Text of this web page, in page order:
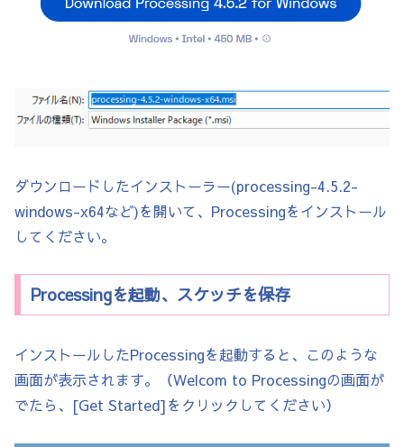
ダウンロードしたインストーラー(processing-4.5.2-
windows-x64など)を開いて、Processingをインストール
してください。
Processingを起動、スケッチを保存
インストールしたProcessingを起動すると、このような
画面が表示されます。（Welcom to Processingの画面が
でたら、[Get Started]をクリックしてください）